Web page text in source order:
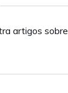
artigos sobre